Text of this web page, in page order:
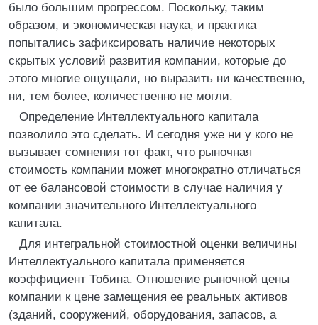
было большим прогрессом. Поскольку, таким
образом, и экономическая наука, и практика
попытались зафиксировать наличие некоторых
скрытых условий развития компании, которые до
этого многие ощущали, но выразить ни качественно,
ни, тем более, количественно не могли.
Определение Интеллектуального капитала
позволило это сделать. И сегодня уже ни у кого не
вызывает сомнения тот факт, что рыночная
стоимость компании может многократно отличаться
от ее балансовой стоимости в случае наличия у
компании значительного Интеллектуального
капитала.
Для интегральной стоимостной оценки величины
Интеллектуального капитала применяется
коэффициент Тобина. Отношение рыночной цены
компании к цене замещения ее реальных активов
(зданий, сооружений, оборудования, запасов, а